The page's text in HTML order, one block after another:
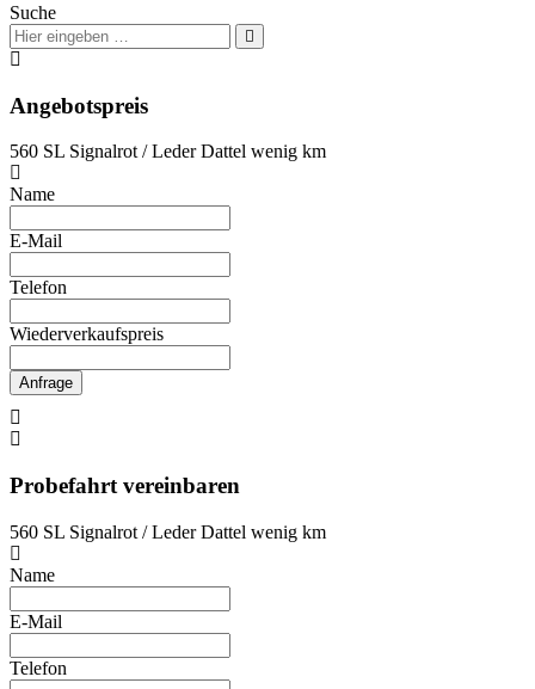
Suche
Angebotspreis
560 SL Signalrot / Leder Dattel wenig km
Name
E-Mail
Telefon
Wiederverkaufspreis
Anfrage
Probefahrt vereinbaren
560 SL Signalrot / Leder Dattel wenig km
Name
E-Mail
Telefon